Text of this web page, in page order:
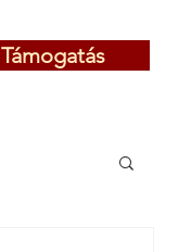
Támogatás
Támogatás